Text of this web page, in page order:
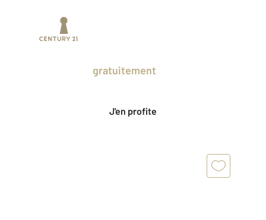
gratuitement
J'en profite